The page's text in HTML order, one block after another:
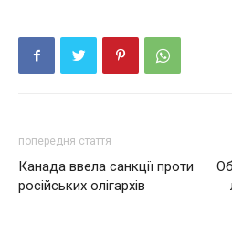
попередня стаття
Канада ввела санкції проти
російських олігархів